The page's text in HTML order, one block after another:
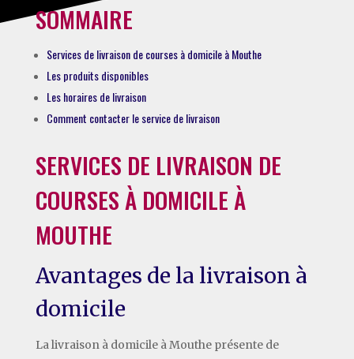
SOMMAIRE
Services de livraison de courses à domicile à Mouthe
Les produits disponibles
Les horaires de livraison
Comment contacter le service de livraison
SERVICES DE LIVRAISON DE
COURSES À DOMICILE À
MOUTHE
Avantages de la livraison à
domicile
La livraison à domicile à Mouthe présente de